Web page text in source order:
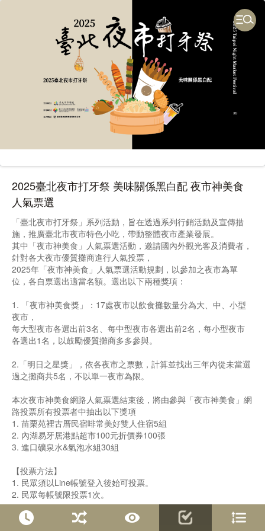
2025臺北夜市打牙祭 美味關係黑白配 夜市神美食
人氣票選
「臺北夜市打牙祭」系列活動，旨在透過系列行銷活動及宣傳措
施，推廣臺北市夜市特色小吃，帶動整體夜市產業發展。
其中「夜市神美食」人氣票選活動，邀請國內外觀光客及消費者，
針對各大夜市優質攤商進行人氣投票，
2025年「夜市神美食」人氣票選活動規劃，以參加之夜市為單
位，各自票選出適當名額。選出以下兩種獎項：
1. 「夜市神美食獎」：17處夜市以飲食攤數量分為大、中、小型
夜市，
每大型夜市各選出前3名、每中型夜市各選出前2名，每小型夜市
各選出1名，以鼓勵優質攤商多多參與。
2.「明日之星獎」，依各夜市之票數，計算並找出三年內從未當選
過之攤商共5名，不以單一夜市為限。
本次夜市神美食網路人氣票選結束後，將由參與「夜市神美食」網
路投票所有投票者中抽出以下獎項
1. 苗栗苑裡古厝民宿啡常美好雙人住宿5組
2. 內湖易牙居港點超市100元折價券100張
3. 進口礦泉水&氣泡水組30組
【投票方法】
1. 民眾須以Line帳號登入後始可投票。
2. 民眾每帳號限投票1次。
投票完成，也歡迎可以前往臺北市市場處「臺北好市發聲」FB粉